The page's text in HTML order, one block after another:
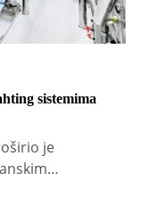
sistemima
je